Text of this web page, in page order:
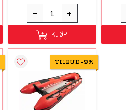
KJØP
TILBUD -9%